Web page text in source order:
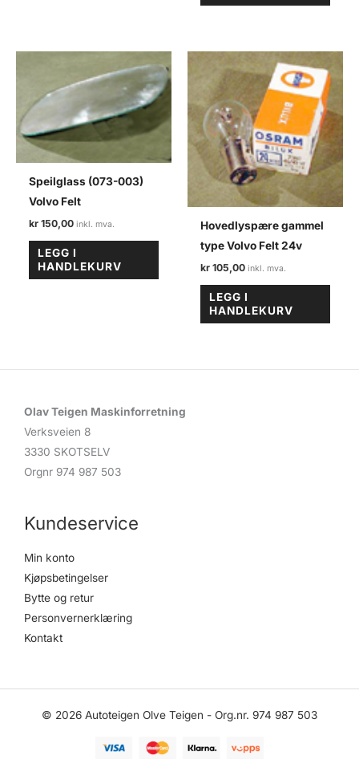
Speilglass (073-003)
Volvo Felt
kr 150,00
LEGG I
HANDLEKURV
Hovedlyspære gammel
type Volvo Felt 24v
kr 105,00
LEGG I
HANDLEKURV
Olav Teigen Maskinforretning
Verksveien 8
3330 SKOTSELV
Orgnr 974 987 503
Kundeservice
Min konto
Kjøpsbetingelser
Bytte og retur
Personvernerklæring
Kontakt
© 2026 Autoteigen Olve Teigen - Org.nr. 974 987 503